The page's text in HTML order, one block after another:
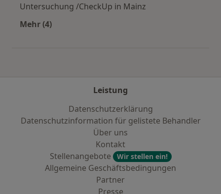
Untersuchung /CheckUp in Mainz
Mehr (4)
Leistung
Datenschutzerklärung
Datenschutzinformation für gelistete Behandler
Über uns
Kontakt
Stellenangebote
Wir stellen ein!
Allgemeine Geschäftsbedingungen
Partner
Presse